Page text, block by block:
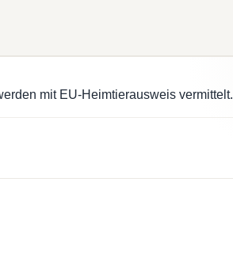
mit EU-Heimtierausweis vermittelt.